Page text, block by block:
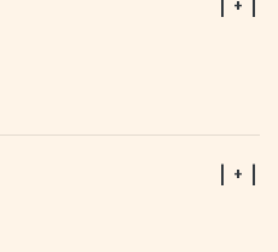
| + |
| + |